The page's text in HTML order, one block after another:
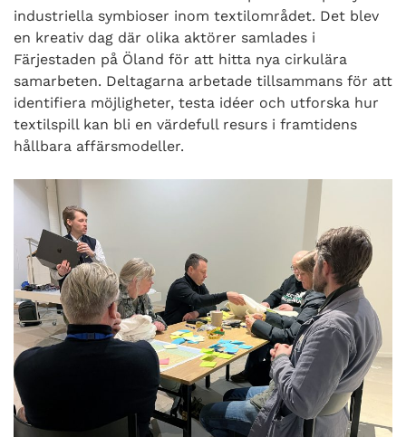
industriella symbioser inom textilområdet. Det blev
en kreativ dag där olika aktörer samlades i
Färjestaden på Öland för att hitta nya cirkulära
samarbeten. Deltagarna arbetade tillsammans för att
identifiera möjligheter, testa idéer och utforska hur
textilspill kan bli en värdefull resurs i framtidens
hållbara affärsmodeller.